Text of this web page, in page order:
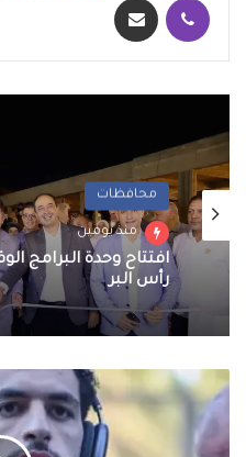
محافظات
منذ يومين
افتتاح وحدة البرامج
رأس البر
طبيب
الأهلي
يكشف
تفاصيل